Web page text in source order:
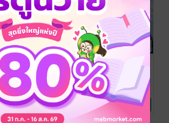
mom&kids
me+ Vol.4
Issue.26
writer2happy/
ebook4u
นิตยสารแม่และเด็ก
No Rating
mom&kids
me+ Vol.3
Issue.17
Writer2Happy
/
ebook4u
นิตยสารแม่และเด็ก
No Rating
AMARIN
BABY and
KIDS No. 156
ทีมงาน AMARIN
BABY and KIDS/
Amarin Magazine
นิตยสารแม่และเด็ก
No Rating